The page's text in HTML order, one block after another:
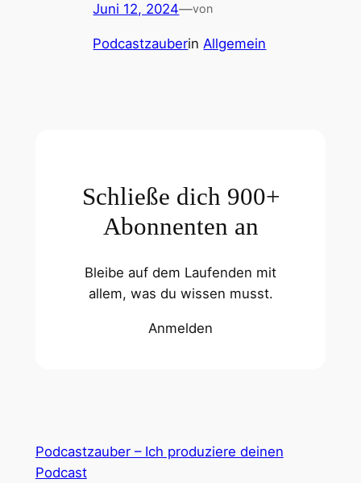
Juni 12, 2024—von
PodcastzauberinAllgemein
Schließe dich 900+
Abonnenten an
Bleibe auf dem Laufenden mit
allem, was du wissen musst.
Anmelden
Podcastzauber – Ich produziere deinen
Podcast